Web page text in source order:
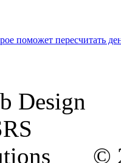
поможет пересчитать
©